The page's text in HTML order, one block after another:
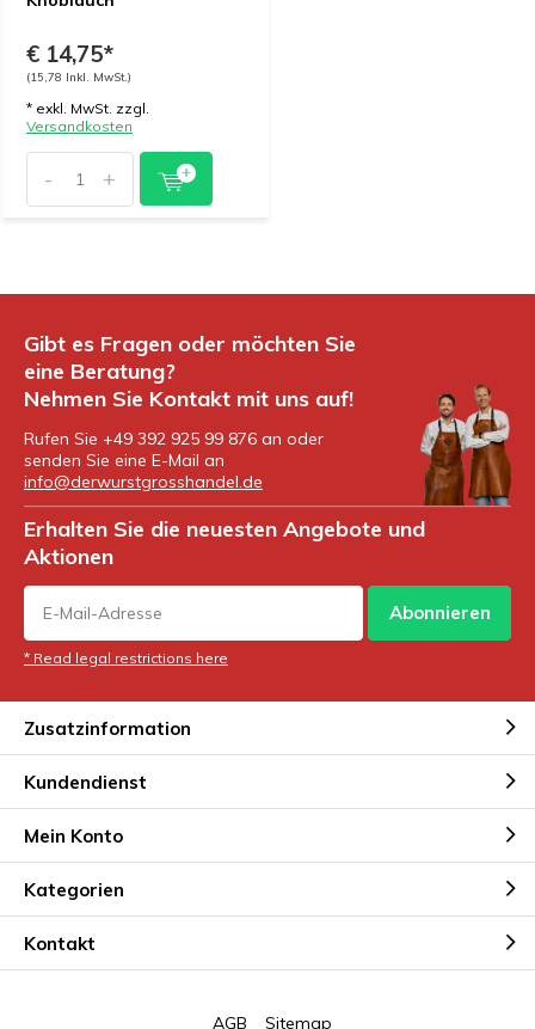
€ 14,75*
(15,78 Inkl. MwSt.)
* exkl. MwSt. zzgl.
Versandkosten
- +
Gibt es Fragen oder möchten Sie
eine Beratung?
Nehmen Sie Kontakt mit uns auf!
Rufen Sie +49 392 925 99 876 an oder
senden Sie eine E-Mail an
info@derwurstgrosshandel.de
Erhalten Sie die neuesten Angebote und
Aktionen
Abonnieren
* Read legal restrictions here
Zusatzinformation
Kundendienst
Mein Konto
Kategorien
Kontakt
AGB Sitemap